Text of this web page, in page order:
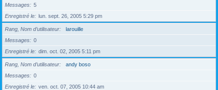
Messages
5
Enregistré le
lun. sept. 26, 2005 5:29 pm
Rang, Nom d’utilisateur
larouille
Messages
0
Enregistré le
dim. oct. 02, 2005 5:11 pm
Rang, Nom d’utilisateur
andy boso
Messages
0
Enregistré le
ven. oct. 07, 2005 10:44 am